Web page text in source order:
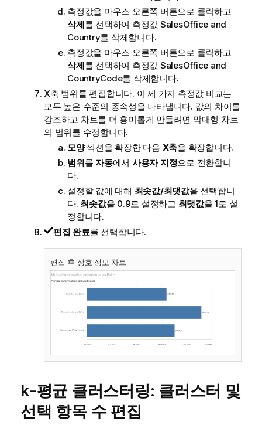
측정값을 마우스 오른쪽 버튼으로 클릭하고
삭제를 선택하여 측정값 SalesOffice and
Country를 삭제합니다.
측정값을 마우스 오른쪽 버튼으로 클릭하고
삭제를 선택하여 측정값 SalesOffice and
CountryCode를 삭제합니다.
X축 범위를 편집합니다. 이 세 가지 측정값 비교는
모두 높은 수준의 종속성을 나타냅니다. 값의 차이를
강조하고 차트를 더 흥미롭게 만들려면 막대형 차트
의 범위를 수정합니다.
모양섹션을 확장한 다음 X축을 확장합니다.
범위를 자동에서 사용자 지정으로 전환합니
다.
설정할 값에 대해 최솟값/최댓값을 선택합니
다. 최솟값을 0.9로 설정하고 최댓값을 1로 설
정합니다.
편집 완료를 선택합니다.
편집 후 상호 정보 차트
k-평균 클러스터링: 클러스터 및
선택 항목 수 편집